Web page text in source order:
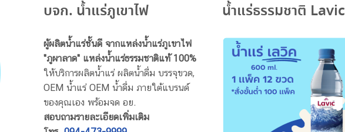
บจก. น้ำแร่ภูเขาไฟ
ผู้ผลิตน้ำแร่ชั้นดี จากแหล่งน้ำแร่ภูเขาไฟ
"ภูผาลาด" แหล่งน้ำแร่ธรรมชาติแท้ 100%
ให้บริการผลิตน้ำแร่ ผลิตน้ำดื่ม บรรจุขวด,
OEM น้ำแร่ OEM น้ำดื่ม ภายใต้แบรนด์
ของคุณเอง พร้อมจด อย.
สอบถามรายละเอียดเพิ่มเติม
น้ำแร่ธรรมชาติ Lavic